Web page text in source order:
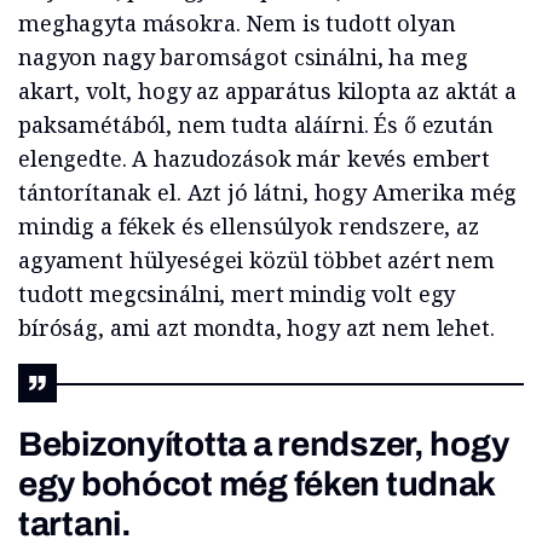
meghagyta másokra. Nem is tudott olyan
nagyon nagy baromságot csinálni, ha meg
akart, volt, hogy az apparátus kilopta az aktát a
paksamétából, nem tudta aláírni. És ő ezután
elengedte. A hazudozások már kevés embert
tántorítanak el. Azt jó látni, hogy Amerika még
mindig a fékek és ellensúlyok rendszere, az
agyament hülyeségei közül többet azért nem
tudott megcsinálni, mert mindig volt egy
bíróság, ami azt mondta, hogy azt nem lehet.
Bebizonyította a rendszer, hogy
egy bohócot még féken tudnak
tartani.